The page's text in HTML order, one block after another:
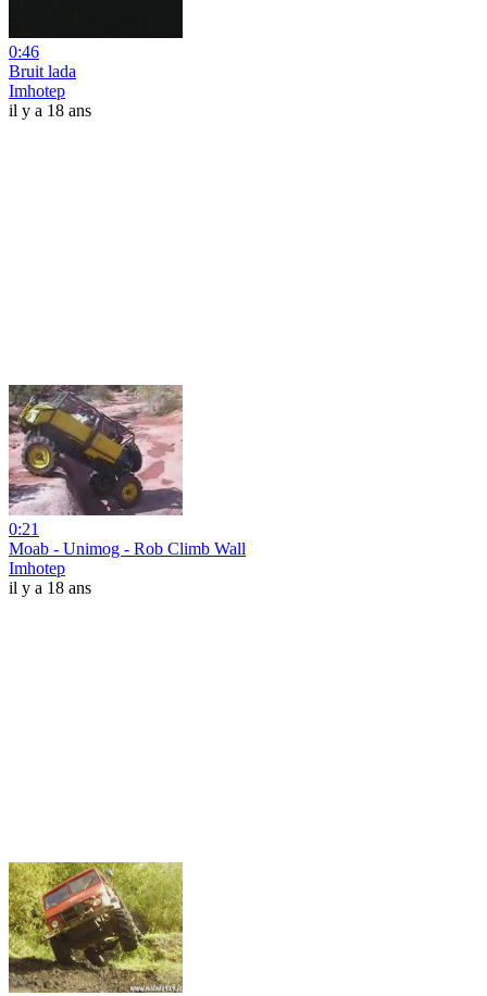
0:46
Bruit lada
Imhotep
il y a 18 ans
0:21
Moab - Unimog - Rob Climb Wall
Imhotep
il y a 18 ans